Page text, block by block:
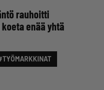
rauhoitti
enää yhtä